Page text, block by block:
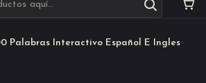
Palabras Interactivo Español E Ingles